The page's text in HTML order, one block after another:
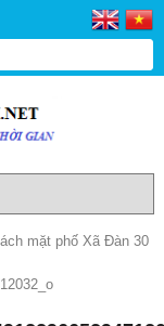
mặt phố Xã Đàn 30